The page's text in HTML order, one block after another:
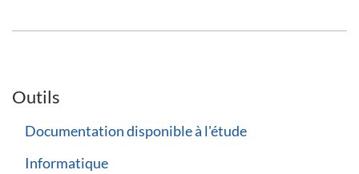
Outils
Documentation disponible à l'étude
Informatique